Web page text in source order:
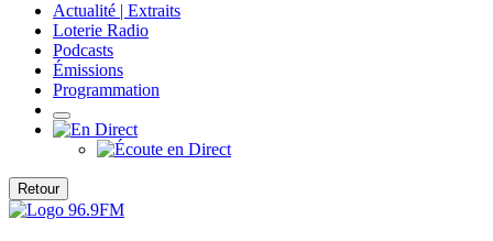
Actualité | Extraits
Loterie Radio
Podcasts
Émissions
Programmation
Retour